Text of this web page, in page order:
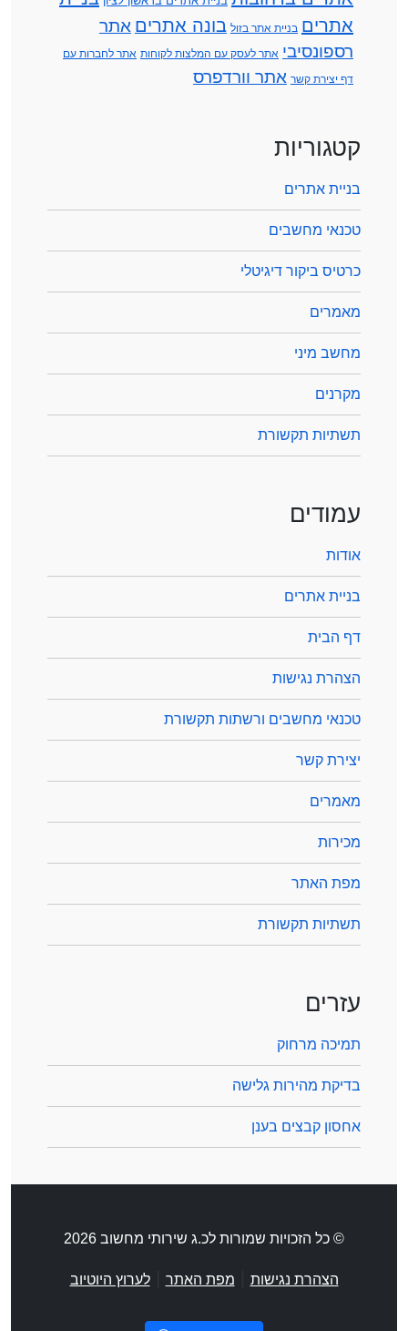
אתרים בניית אתר בזול בונה אתרים אתר
רספונסיבי אתר לעסק עם המלצות לקוחות אתר לחברות עם
דף יצירת קשר אתר וורדפרס
קטגוריות
בניית אתרים
טכנאי מחשבים
כרטיס ביקור דיגיטלי
מאמרים
מחשב מיני
מקרנים
תשתיות תקשורת
עמודים
אודות
בניית אתרים
דף הבית
הצהרת נגישות
טכנאי מחשבים ורשתות תקשורת
יצירת קשר
מאמרים
מכירות
מפת האתר
תשתיות תקשורת
עזרים
תמיכה מרחוק
בדיקת מהירות גלישה
אחסון קבצים בענן
© כל הזכויות שמורות לכ.ג שירותי מחשוב 2026
הצהרת נגישות מפת האתר |לערוץ היוטיוב